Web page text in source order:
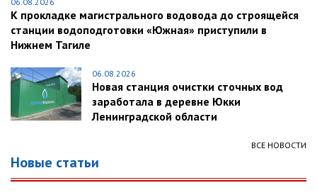
К прокладке магистрального водовода до строящейся
станции водоподготовки «Южная» приступили в
Нижнем Тагиле
06.08.2026
Новая станция очистки сточных вод
заработала в деревне Юкки
Ленинградской области
ВСЕ НОВОСТИ
Новые статьи